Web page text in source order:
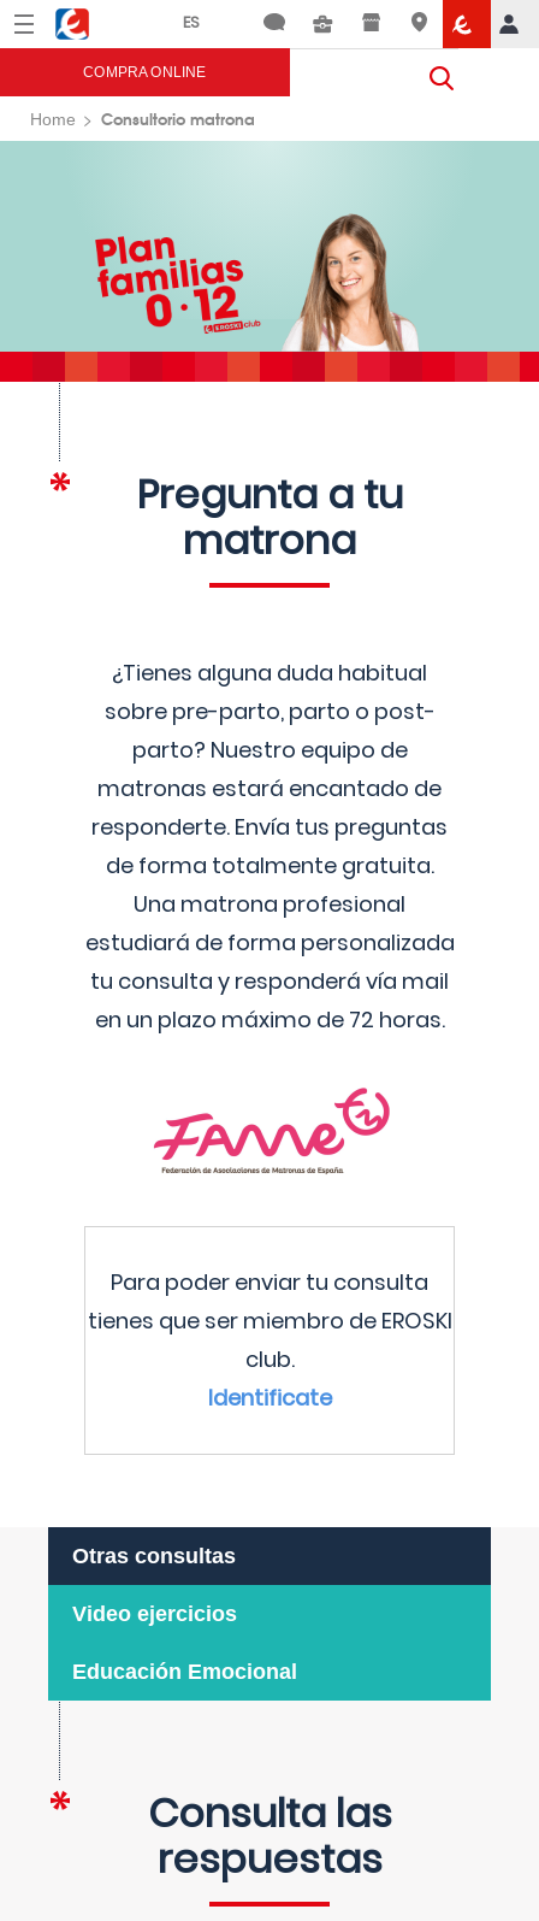
Menú Eroski
COMPRA ONLINE
Home Consultorio matrona
Pregunta a tu
matrona
¿Tienes alguna duda habitual
sobre pre-parto, parto o post-
parto? Nuestro equipo de
matronas estará encantado de
responderte. Envía tus preguntas
de forma totalmente gratuita.
Una matrona profesional
estudiará de forma personalizada
tu consulta y responderá vía mail
en un plazo máximo de 72 horas.
Para poder enviar tu consulta
tienes que ser miembro de EROSKI
club.
Identificate
Otras consultas
Video ejercicios
Educación Emocional
Consulta las
respuestas